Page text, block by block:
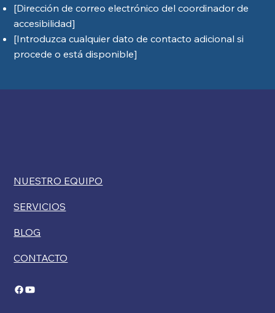
[Dirección de correo electrónico del coordinador de
accesibilidad]
[Introduzca cualquier dato de contacto adicional si
procede o está disponible]
NUESTRO EQUIPO
SERVICIOS
BLOG
CONTACTO